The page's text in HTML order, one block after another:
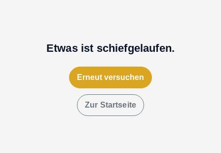
Etwas ist schiefgelaufen.
Erneut versuchen
Zur Startseite